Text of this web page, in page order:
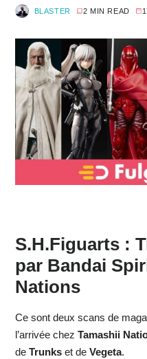
BLASTER 2 MIN READ
S.H.Figuarts :
par Bandai
Nations
Ce sont deux scans de
l’arrivée chez Tamashii
de Trunkset de Vegeta.